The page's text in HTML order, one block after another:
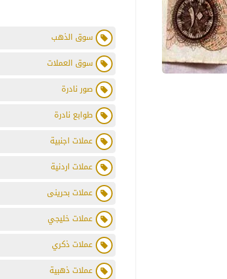
سوق الذهب
سوق العملات
صور نادرة
طوابع نادرة
عملات اجنبية
عملات اردنية
عملات بحرينى
عملات خليجي
عملات ذكري
عملات ذهبية